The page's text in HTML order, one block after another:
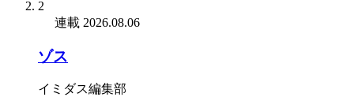
2
連載 2026.08.06
ゾス
イミダス編集部